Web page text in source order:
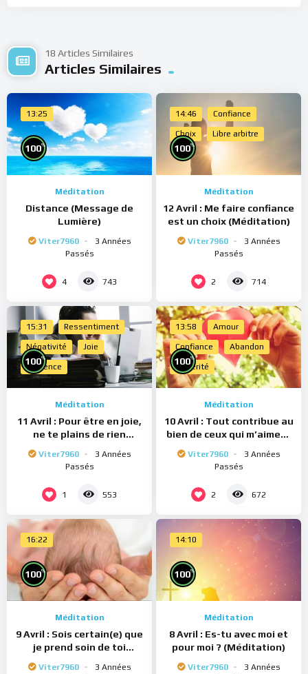
18 Articles Similaires
Articles Similaires
13:25
100%
Méditation
Distance (Message de
Lumière)
Viter7960
3 Années
Passés
4 743
14:46 Confiance
Choix Libre arbitre
100%
Méditation
12 Avril : Me faire confiance
est un choix (Méditation)
Viter7960
3 Années
Passés
2 714
15:31 Ressentiment
Négativité Joie
Présence
100%
Méditation
11 Avril : Pour être en joie,
ne te plains de rien
Viter7960
3 Années
Passés
1 553
13:58 Amour
Confiance Abandon
Sincérité
100%
Méditation
10 Avril : Tout contribue au
bien de ceux qui m’aiment
Viter7960
3 Années
Passés
2 672
16:22
100%
Méditation
9 Avril : Sois certain(e) que
je prend soin de toi
Viter7960
3 Années
14:10
100%
Méditation
8 Avril : Es-tu avec moi et
pour moi ? (Méditation)
Viter7960
3 Années